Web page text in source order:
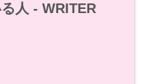
人 - WRITER